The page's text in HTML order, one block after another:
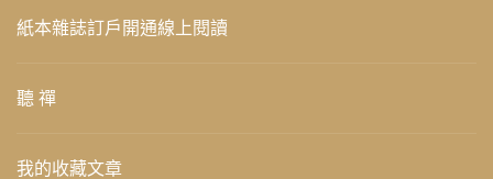
紙本雜誌訂戶開通線上閱讀
聽 禪
我的收藏文章